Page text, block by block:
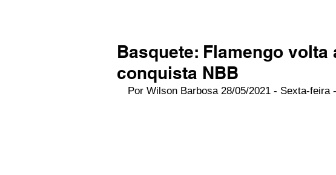
Basquete: Flamengo volta
conquista NBB
Por Wilson Barbosa 28/05/2021 - Sexta-feira